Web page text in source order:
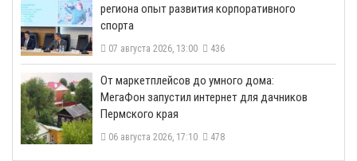
региона опыт развития корпоративного
спорта
07 августа 2026, 13:00 436
От маркетплейсов до умного дома:
МегаФон запустил интернет для дачников
Пермского края
06 августа 2026, 17:10 478